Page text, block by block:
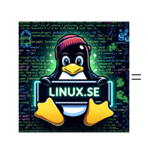
innehåll